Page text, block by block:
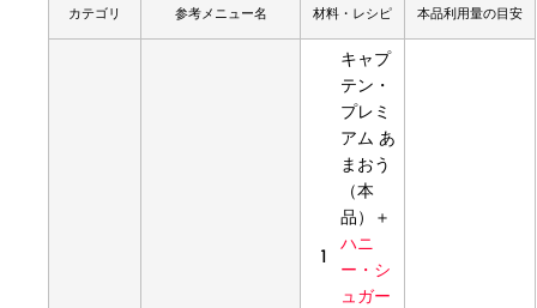
カテゴリ 参考メニュー名 材料・レシピ 本品利用量の目安
1
キャプ
テン・
プレミ
アム あ
まおう
（本
品）＋
ハニ
ー・シ
ュガー